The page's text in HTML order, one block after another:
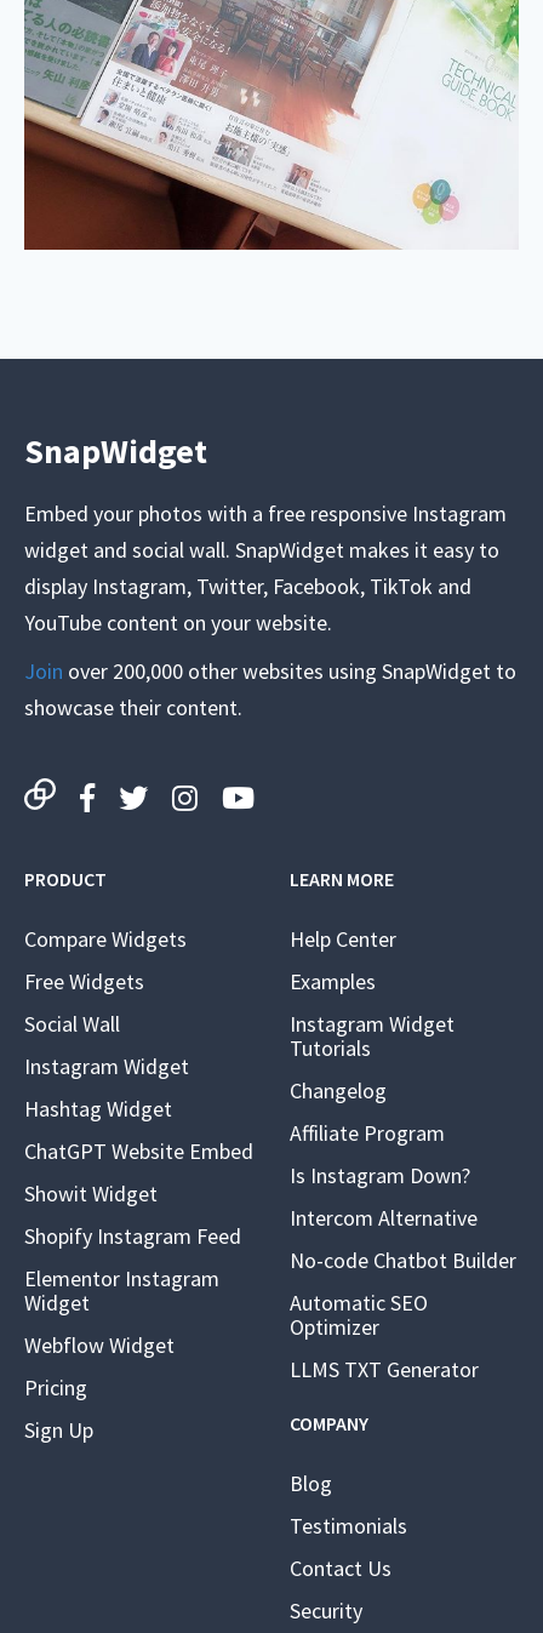
SnapWidget
Embed your photos with a free responsive Instagram
widget and social wall. SnapWidget makes it easy to
display Instagram, Twitter, Facebook, TikTok and
YouTube content on your website.
Join over 200,000 other websites using SnapWidget to
showcase their content.
PRODUCT
Compare Widgets
Free Widgets
Social Wall
Instagram Widget
Hashtag Widget
ChatGPT Website Embed
Showit Widget
Shopify Instagram Feed
Elementor Instagram
Widget
Webflow Widget
Pricing
Sign Up
LEARN MORE
Help Center
Examples
Instagram Widget
Tutorials
Changelog
Affiliate Program
Is Instagram Down?
Intercom Alternative
No-code Chatbot Builder
Automatic SEO
Optimizer
LLMS TXT Generator
COMPANY
Blog
Testimonials
Contact Us
Security